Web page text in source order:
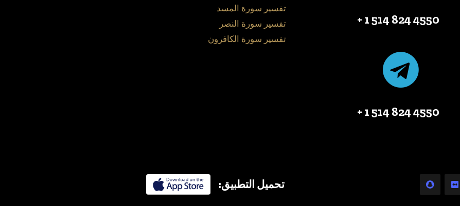
4550 824 514 1 +
4550 824 514 1 +
تفسير سورة المسد
تفسير سورة النصر
تفسير سورة الكافرون
تحميل التطبيق: